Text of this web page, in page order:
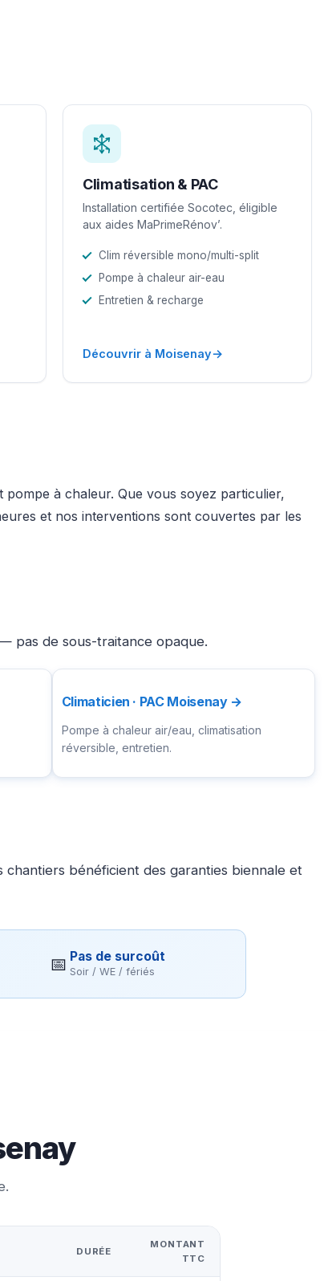
Climatisation & PAC
Installation certifiée Socotec, éligible
aux aides MaPrimeRénov’.
Clim réversible mono/multi-split
Pompe à chaleur air-eau
Entretien & recharge
Découvrir à Moisenay→
à chaleur. Que vous soyez particulier,
et nos interventions sont couvertes par les
pas de sous-traitance opaque.
Climaticien · PAC Moisenay →
Pompe à chaleur air/eau, climatisation
réversible, entretien.
bénéficient des garanties biennale et
📅 Pas de surcoût
Soir / WE / fériés
DURÉE
MONTANT
TTC